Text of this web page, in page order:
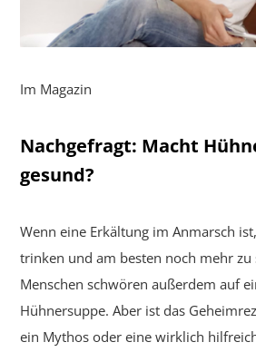
Im Magazin
Nachgefragt: Macht
gesund?
Wenn eine Erkältung im Anmarsch
trinken und am besten noch mehr zu
Menschen schwören außerdem auf
Hühnersuppe. Aber ist das
ein Mythos oder eine wirklich